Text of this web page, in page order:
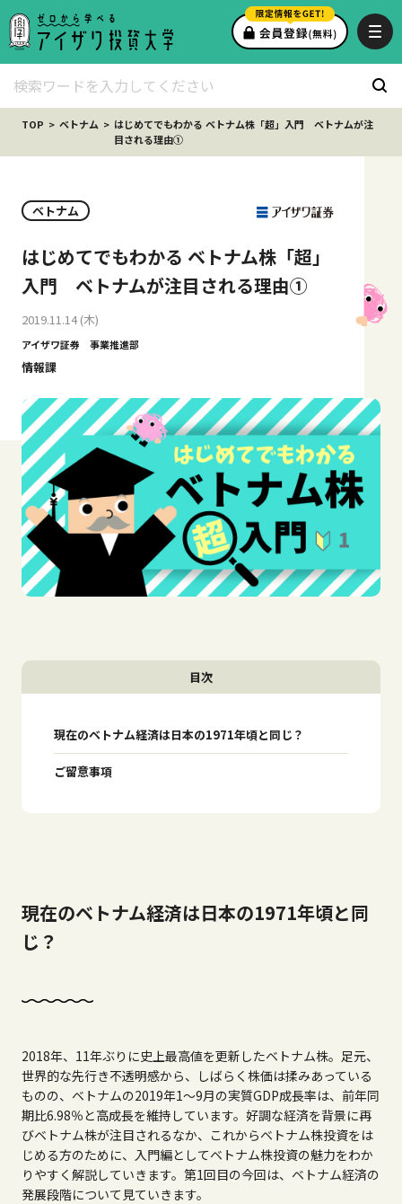
TOP ベトナム
はじめてでもわかる ベトナム株「超」入門 ベトナムが注
目される理由①
ベトナム
はじめてでもわかる ベトナム株「超」
入門 ベトナムが注目される理由①
2019.11.14 (木)
アイザワ証券 事業推進部
情報課
目次
現在のベトナム経済は日本の1971年頃と同じ？
ご留意事項
現在のベトナム経済は日本の1971年頃と同
じ？
2018年、11年ぶりに史上最高値を更新したベトナム株。足元、
世界的な先行き不透明感から、しばらく株価は揉みあっている
ものの、ベトナムの2019年1～9月の実質GDP成長率は、前年同
期比6.98％と高成長を維持しています。好調な経済を背景に再
びベトナム株が注目されるなか、これからベトナム株投資をは
じめる方のために、入門編としてベトナム株投資の魅力をわか
りやすく解説していきます。第1回目の今回は、ベトナム経済の
発展段階について見ていきます。